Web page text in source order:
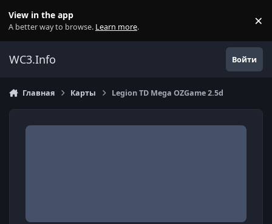
View in the app
A better way to browse. Learn more. ×
WC3.Info Войти
Главная Карты Legion TD Mega OZGame 2.5d